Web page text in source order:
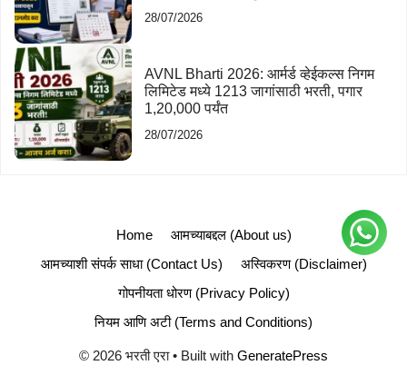
28/07/2026
AVNL Bharti 2026: आर्मर्ड व्हेईकल्स निगम
लिमिटेड मध्ये 1213 जागांसाठी भरती, पगार
1,20,000 पर्यंत
28/07/2026
Home
आमच्याबद्दल (About us)
आमच्याशी संपर्क साधा (Contact Us)
अस्विकरण (Disclaimer)
गोपनीयता धोरण (Privacy Policy)
नियम आणि अटी (Terms and Conditions)
© 2026 भरती एरा• Built with GeneratePress